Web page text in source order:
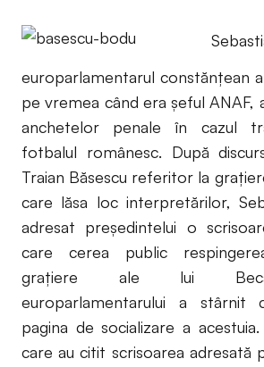
Sebastian
europarlamentarul constănțean
pe vremea când era șeful ANAF,
anchetelor penale în cazul
fotbalul românesc. După
Traian Băsescu referitor la
care lăsa loc interpretărilor,
adresat președintelui o
care cerea public
grațiere ale lui
europarlamentarului a stârnit
pagina de socializare a
care au citit scrisoarea adresată